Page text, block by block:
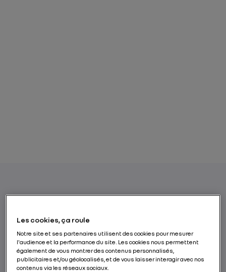
performances et en simplicité d’usage, pour
toujours plus d’agrément au volant.
Aujourd’hui, c’est la citadine électrique
polyvalente de référence, sans compromis.
Les cookies, ça roule
Notre site et ses partenaires utilisent des cookies pour mesurer
l'audience et la performance du site. Les cookies nous permettent
également de vous montrer des contenus personnalisés,
publicitaires et/ou géolocalisés, et de vous laisser interagir avec nos
contenus via les réseaux sociaux.